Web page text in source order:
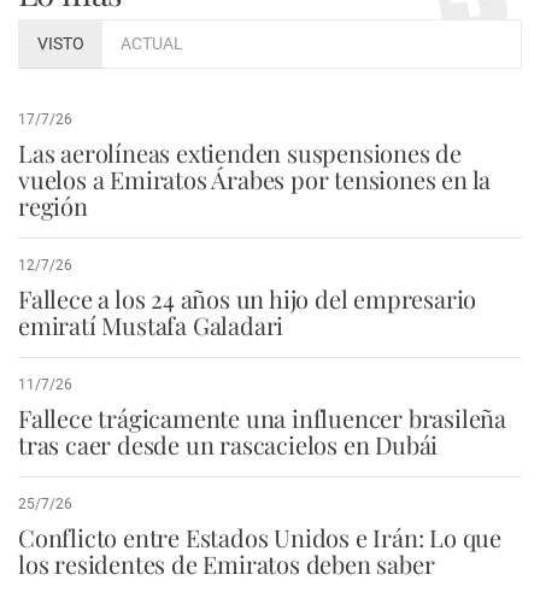
VISTO ACTUAL
17/7/26
Las aerolíneas extienden suspensiones de
vuelos a Emiratos Árabes por tensiones en la
región
12/7/26
Fallece a los 24 años un hijo del empresario
emiratí Mustafa Galadari
11/7/26
Fallece trágicamente una influencer brasileña
tras caer desde un rascacielos en Dubái
25/7/26
Conflicto entre Estados Unidos e Irán: Lo que
los residentes de Emiratos deben saber